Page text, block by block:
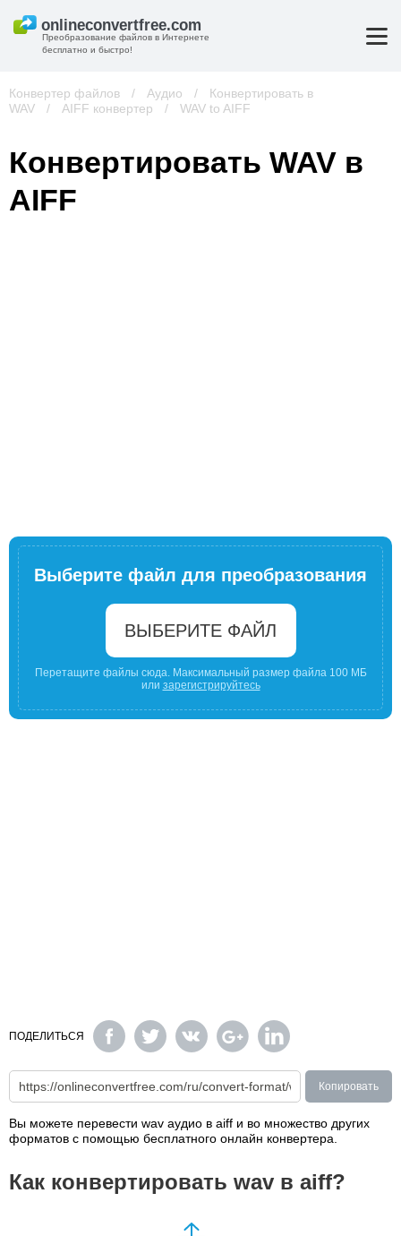
Преобразование файлов в Интернете
бесплатно и быстро!
Конвертер файлов / Аудио /
Конвертировать в
WAV
/ AIFF конвертер / WAV to AIFF
Конвертировать WAV в
AIFF
Выберите файл для преобразования
ВЫБЕРИТЕ ФАЙЛ
Перетащите файлы сюда. Максимальный размер файла 100 МБ
или зарегистрируйтесь
ПОДЕЛИТЬСЯ
Копировать
Вы можете перевести wav аудио в aiff и во множество других
форматов с помощью бесплатного онлайн конвертера.
Как конвертировать wav в aiff?